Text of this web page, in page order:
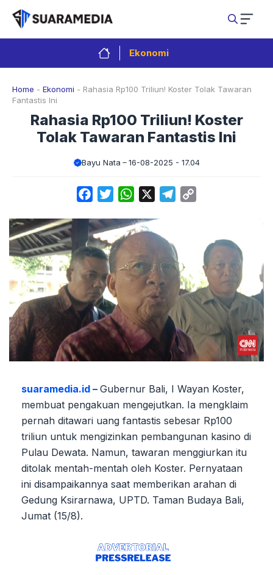
Langsung
isi
Ekonomi
Home - Ekonomi - Rahasia Rp100 Triliun! Koster Tolak Tawaran
Fantastis Ini
Rahasia Rp100 Triliun! Koster
Tolak Tawaran Fantastis Ini
Bayu Nata 16-08-2025 - 17.04
FacebookTwitterWhatsApp Telegram
suaramedia.id – Gubernur Bali, I Wayan Koster,
membuat pengakuan mengejutkan. Ia mengklaim
pernah ditawari uang fantastis sebesar Rp100
triliun untuk mengizinkan pembangunan kasino di
Pulau Dewata. Namun, tawaran menggiurkan itu
ditolak mentah-mentah oleh Koster. Pernyataan
ini disampaikannya saat memberikan arahan di
Gedung Ksirarnawa, UPTD. Taman Budaya Bali,
Jumat (15/8).